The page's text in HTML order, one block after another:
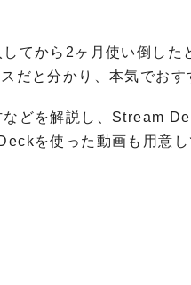
てから2ヶ月使い倒した
だと分かり、本気でおす
どを解説し、Stream
を使った動画も用意